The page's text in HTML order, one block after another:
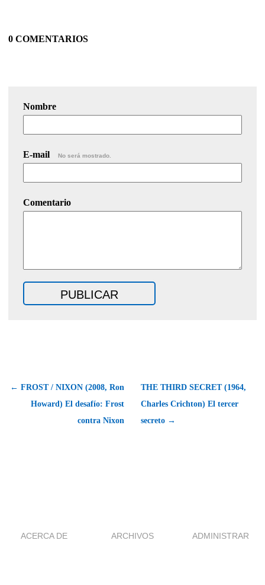
0 COMENTARIOS
Nombre
E-mail No será mostrado.
Comentario
← FROST / NIXON (2008, Ron
Howard) El desafío: Frost
contra Nixon
THE THIRD SECRET (1964,
Charles Crichton) El tercer
secreto →
ACERCA DE ARCHIVOS ADMINISTRAR